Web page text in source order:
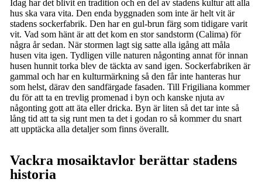
Idag har det blivit en tradition och en del av stadens kultur att alla
hus ska vara vita. Den enda byggnaden som inte är helt vit är
stadens sockerfabrik. Den har en gul-brun färg som tidigare varit
vit. Vad som hänt är att det kom en stor sandstorm (Calima) för
några år sedan. När stormen lagt sig satte alla igång att måla
husen vita igen. Tydligen ville naturen någonting annat för innan
husen hunnit torka blev de täckta av sand igen. Sockerfabriken är
gammal och har en kulturmärkning så den får inte hanteras hur
som helst, därav den sandfärgade fasaden. Till Frigiliana kommer
du för att ta en trevlig promenad i byn och kanske njuta av
någonting gott att äta eller dricka. Byn är liten så det tar inte så
lång tid att ta sig runt men ta det i godan ro så kommer du snart
att upptäcka alla detaljer som finns överallt.
Vackra mosaiktavlor berättar stadens
historia